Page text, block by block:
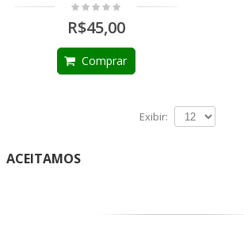
R$45,00
Comprar
Exibir:
ACEITAMOS